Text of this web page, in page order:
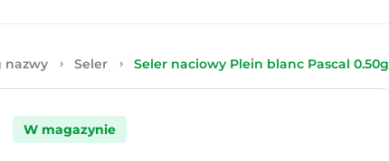
nazwy Seler Seler naciowy Plein blanc Pascal 0.50g
W magazynie